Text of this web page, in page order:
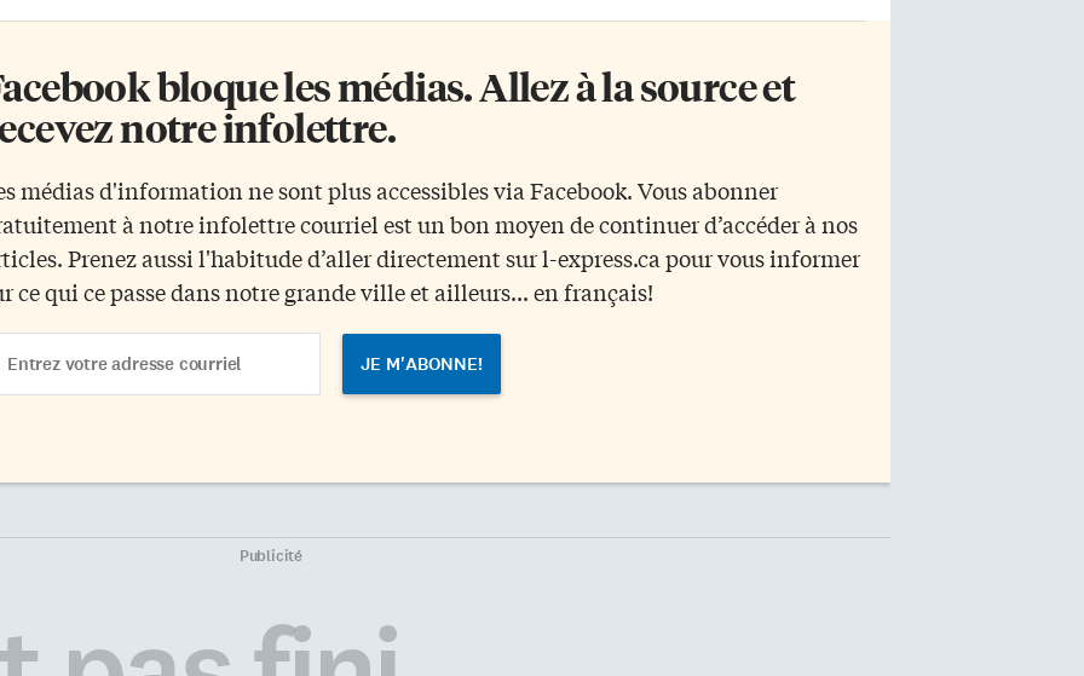
bloque les médias. Allez à la source et
notre infolettre.
médias d'information ne sont plus accessibles via Facebook. Vous abonner
à notre infolettre courriel est un bon moyen de continuer d’accéder à nos
Prenez aussi l'habitude d’aller directement sur l-express.ca pour vous informer
ce qui ce passe dans notre grande ville et ailleurs... en français!
Publicité